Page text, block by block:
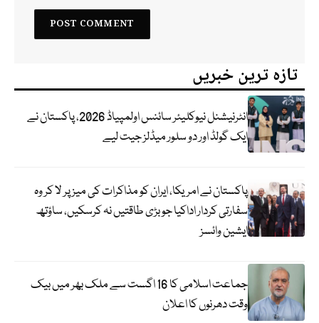
تازہ ترین خبریں
انٹرنیشنل نیوکلیئر سائنس اولمپیاڈ 2026، پاکستان نے
ایک گولڈ اور دو سلور میڈلز جیت لیے
پاکستان نے امریکا، ایران کو مذاکرات کی میز پر لا کر وہ
سفارتی کردار اداکیا جو بڑی طاقتیں نہ کرسکیں، ساؤتھ
ایشین وائسز
جماعت اسلامی کا 16 اگست سے ملک بھر میں بیک
وقت دھرنوں کا اعلان